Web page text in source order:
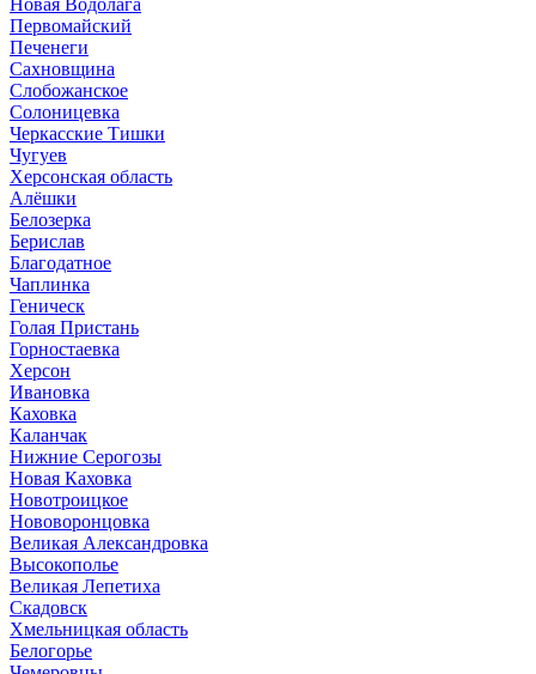
Новая Водолага
Первомайский
Печенеги
Сахновщина
Слобожанское
Солоницевка
Черкасские Тишки
Чугуев
Херсонская область
Алёшки
Белозерка
Берислав
Благодатное
Чаплинка
Геническ
Голая Пристань
Горностаевка
Херсон
Ивановка
Каховка
Каланчак
Нижние Серогозы
Новая Каховка
Новотроицкое
Нововоронцовка
Великая Александровка
Высокополье
Великая Лепетиха
Скадовск
Хмельницкая область
Белогорье